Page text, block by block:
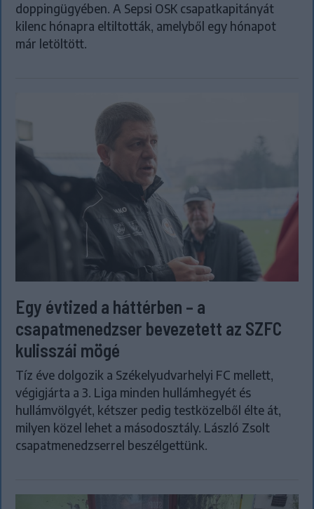
doppingügyében. A Sepsi OSK csapatkapitányát
kilenc hónapra eltiltották, amelyből egy hónapot
már letöltött.
Egy évtized a háttérben – a
csapatmenedzser bevezetett az SZFC
kulisszái mögé
Tíz éve dolgozik a Székelyudvarhelyi FC mellett,
végigjárta a 3. Liga minden hullámhegyét és
hullámvölgyét, kétszer pedig testközelből élte át,
milyen közel lehet a másodosztály. László Zsolt
csapatmenedzserrel beszélgettünk.